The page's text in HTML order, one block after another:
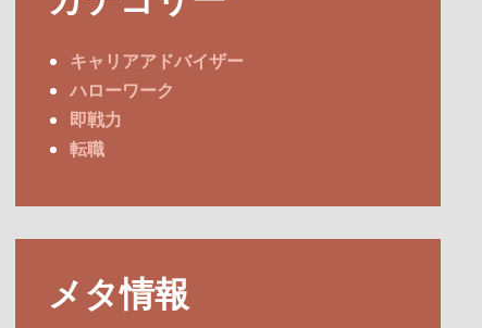
キャリアアドバイザー
ハローワーク
即戦力
転職
メタ情報